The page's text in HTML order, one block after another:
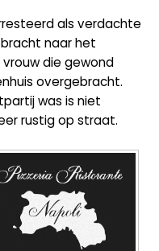
als verdachte
naar het
die gewond
overgebracht.
was is niet
rustig op straat.